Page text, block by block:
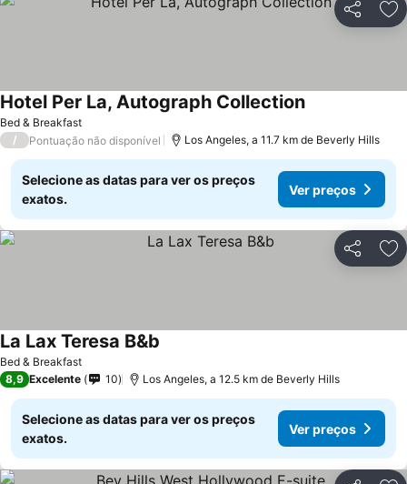
Partilhar
Bed & Breakfast
Hotel Per La, Autograph Collection
/ Pontuação não disponível Los Angeles, a 11.7 km de Beverly Hills
Selecione as datas para ver os preços
exatos.
Ver preços
Partilhar
Bed & Breakfast
La Lax Teresa B&b
8,9 Excelente 10 Los Angeles, a 12.5 km de Beverly Hills
Selecione as datas para ver os preços
exatos.
Ver preços